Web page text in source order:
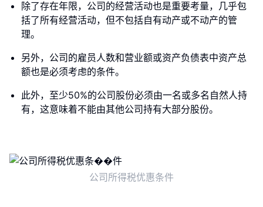
除了存在年限，公司的经营活动也是重要考量，几乎包
括了所有经营活动，但不包括自有动产或不动产的管
理。
另外，公司的雇员人数和营业额或资产负债表中资产总
额也是必须考虑的条件。
此外，至少50%的公司股份必须由一名或多名自然人持
有，这意味着不能由其他公司持有大部分股份。
公司所得税优惠条件